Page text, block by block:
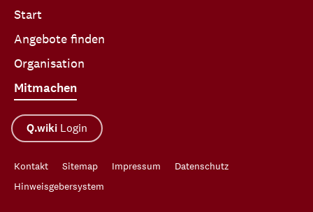
Start
Angebote finden
Organisation
Mitmachen
Q.wiki Login
Kontakt Sitemap Impressum
Datenschutz
Hinweisgebersystem